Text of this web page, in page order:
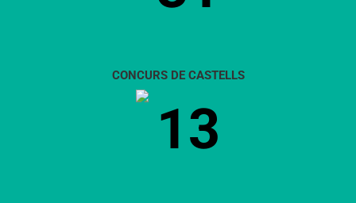
CONCURS DE CASTELLS
13